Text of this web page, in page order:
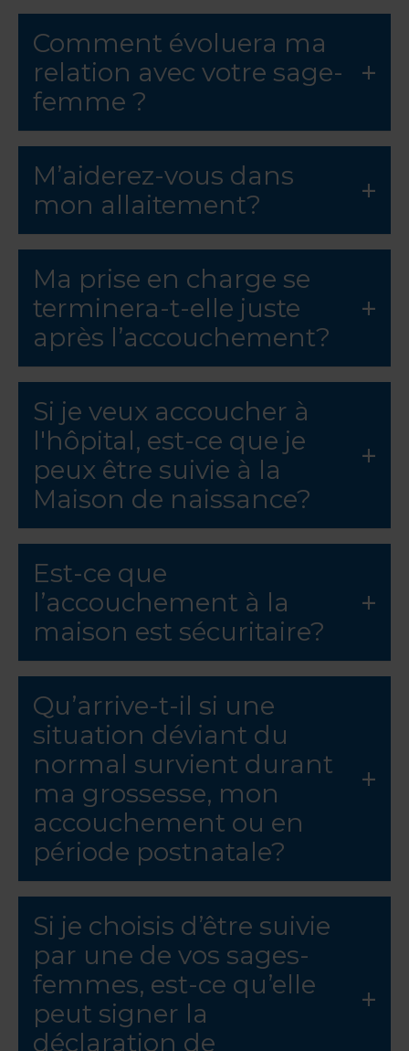
Comment évoluera ma
relation avec votre sage-
femme ?
M’aiderez-vous dans
mon allaitement?
Ma prise en charge se
terminera-t-elle juste
après l’accouchement?
Si je veux accoucher à
l'hôpital, est-ce que je
peux être suivie à la
Maison de naissance?
Est-ce que
l’accouchement à la
maison est sécuritaire?
Qu’arrive-t-il si une
situation déviant du
normal survient durant
ma grossesse, mon
accouchement ou en
période postnatale?
Si je choisis d’être suivie
par une de vos sages-
femmes, est-ce qu’elle
peut signer la
déclaration de